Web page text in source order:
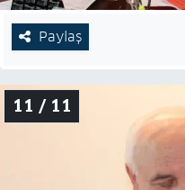
Paylaş
11 / 11